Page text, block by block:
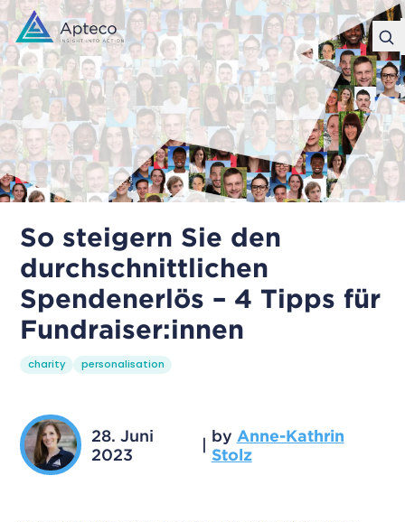
So steigern Sie den
durchschnittlichen
Spendenerlös – 4 Tipps für
Fundraiser:innen
charity personalisation
28. Juni
2023
by Anne-Kathrin
Stolz